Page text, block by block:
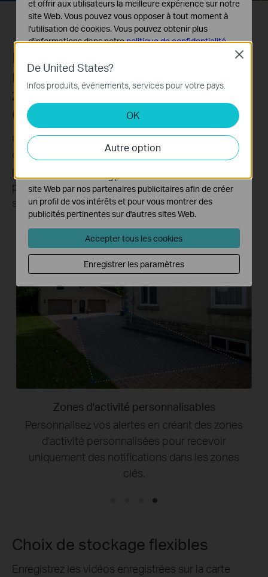
Fonctions IA incluses :
notifications personnalisées,
zones de confidentialité et
d'activité
Capturez chaque instant sans compromettre votre
confidentialité. La détection des pleurs des
personnes et des bébés, ainsi que la
personnalisation des zones d'intimité et d'activité
sont incluses sans frais supplémentaires.
Zones d'activité personnalisables
Personnalisez vos alertes en créant des zones
d'activité personnalisées pour recevoir
uniquement des notifications dans les zones
clés.
Choix de stockage flexibles
Enregistrez les vidéos enregistrées sur la carte
De United States?
Infos produits, événements, services pour votre pays.
OK
Autre option
Close
et offrir aux utilisateurs la meilleure expérience sur notre
site Web. Vous pouvez vous opposer à tout moment à
l'utilisation de cookies. Vous pouvez obtenir plus
d'informations dans notrepolitique de confidentialité.
Cookies basiques
Ces cookies sont nécessaires au fonctionnement du
site Web et ne peuvent pas être désactivés dans vos
Cookies d'analyse et marketing
Les cookies d'analyse nous permettent d'analyser vos
activités sur notre site Web pour améliorer et ajuster les
fonctionnalités de notre site Web.
Les cookies marketing peuvent être définis via notre
site Web par nos partenaires publicitaires afin de créer
un profil de vos intérêts et pour vous montrer des
publicités pertinentes sur d'autres sites Web.
Accepter tous les cookies
Enregistrer les paramètres